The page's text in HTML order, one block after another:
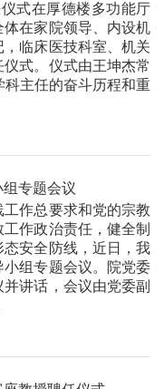
式在厚德楼多功能厅
在家院领导、内设机
临床医技科室、机关
式。仪式由王坤杰常
主任的奋斗历程和重
专题会议
作总要求和党的宗教
作政治责任，健全制
安全防线，近日，我
组专题会议。院党委
讲话，会议由党委副